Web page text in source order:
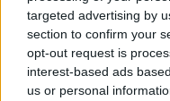
targeted advertising by
section to confirm your
opt-out request is
interest-based ads
us or personal
JNSZ megyei hírek
háborúellenes,Jász-Nagykun
jános,részvétel,tömeg